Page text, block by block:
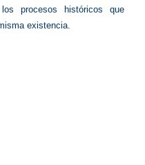
procesos históricos que
existencia.